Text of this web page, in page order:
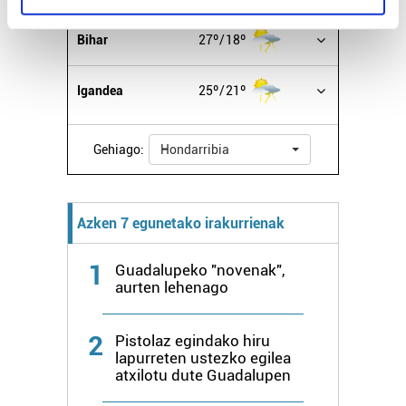
specific characteristics (fingerprinting)
Find out more about how your personal data is processed
Guk eta gure bazkideek zure datu pertsonalak
prozesatzen ditugu, zure IP zenbakia, besteak beste,
teknologia erabiliz, cookieak adibidez, iragarki eta eduki
pertsonalizatuak eskaintzeko, iragarkiak eta edukia
erabiltzen dituen hauta dezakezu.
Bazkide batzuek ez dizute baimenik eskatzen, eta beren
interes komertzial legitimoetan babesten dira. Ikusi gure
duten interes legitimoa eta horren aurka nola egin
dezakezun ikusteko.
Bihar 27º 18º
Igandea 25º 21º
Gehiago: Hondarribia
Azken 7 egunetako irakurrienak
1
Guadalupeko "novenak",
aurten lehenago
2
Pistolaz egindako hiru
lapurreten ustezko egilea
atxilotu dute Guadalupen